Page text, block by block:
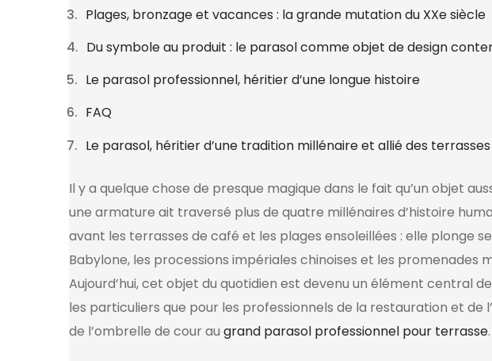
Plages, bronzage et vacances : la grande mutation du XXe siècle
Du symbole au produit : le parasol comme objet de design
Le parasol professionnel, héritier d’une longue histoire
FAQ
Le parasol, héritier d’une tradition millénaire et allié des
Il y a quelque chose de presque magique dans le fait qu’un objet
une armature ait traversé plus de quatre millénaires d’histoire
avant les terrasses de café et les plages ensoleillées : elle plonge
Babylone, les processions impériales chinoises et les promenades
Aujourd’hui, cet objet du quotidien est devenu un élément central
les particuliers que pour les professionnels de la restauration et de
de l’ombrelle de cour au grand parasol professionnel pour terrasse.